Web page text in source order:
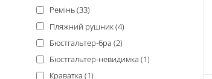
Ремінь (33)
Пляжний рушник (4)
Бюстгальтер-бра (2)
Бюстгальтер-невидимка (1)
Краватка (1)